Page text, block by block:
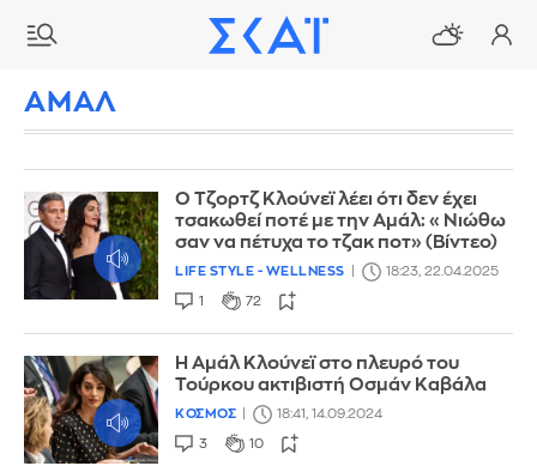
ΑΜΑΛ
Ο Τζορτζ Κλούνεϊ λέει ότι δεν έχει
τσακωθεί ποτέ με την Αμάλ: «Νιώθω
σαν να πέτυχα το τζακ ποτ» (Βίντεο)
LIFE STYLE - WELLNESS 18:23, 22.04.2025
1 72
Η Αμάλ Κλούνεϊ στο πλευρό του
Τούρκου ακτιβιστή Οσμάν Καβάλα
ΚΟΣΜΟΣ 18:41, 14.09.2024
3 10